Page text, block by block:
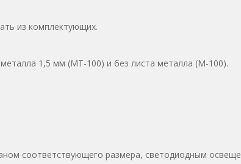
из комплектующих.
1,5 мм (МT-100) и без листа металла (М-100).
соответствующего размера, светодиодным